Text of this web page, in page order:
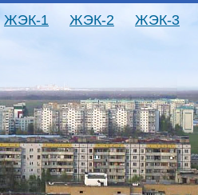
ЖЭК-1 ЖЭК-2 ЖЭК-3